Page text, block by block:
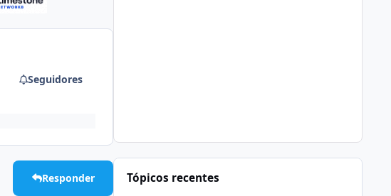
Seguidores
Responder Tópicos recentes